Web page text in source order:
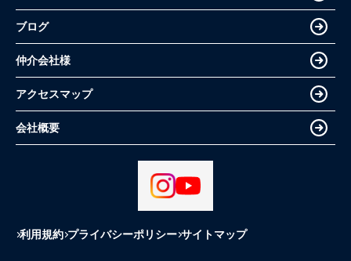
ブログ
仲介会社様
アクセスマップ
会社概要
利用規約 プライバシーポリシー サイトマップ